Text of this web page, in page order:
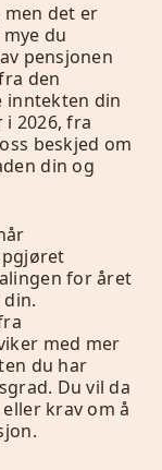
men det er
du
pensjonen
den
inntekten din
i 2026, fra
beskjed om
din og
for året
med mer
du har
Du vil da
krav om å